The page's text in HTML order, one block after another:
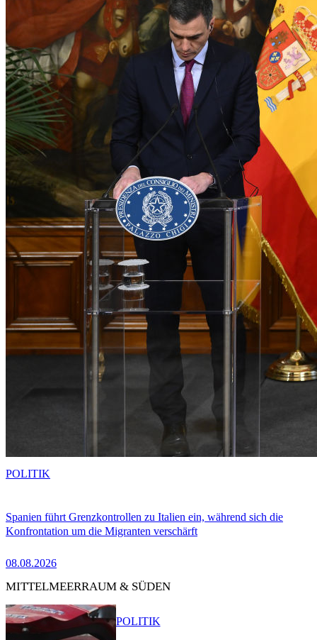
Spanien führt Grenzkontrollen zu Italien ein, während sich die
Konfrontation um die Migranten verschärft
08.08.2026
POLITIK
MITTELMEERRAUM & SÜDEN
POLITIK